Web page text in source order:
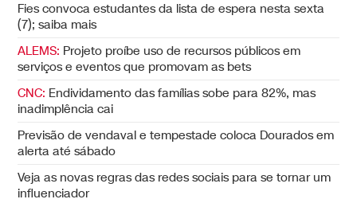
Fies convoca estudantes da lista de espera nesta sexta
(7); saiba mais
ALEMS: Projeto proíbe uso de recursos públicos em
serviços e eventos que promovam as bets
CNC: Endividamento das famílias sobe para 82%, mas
inadimplência cai
Previsão de vendaval e tempestade coloca Dourados em
alerta até sábado
Veja as novas regras das redes sociais para se tornar um
influenciador